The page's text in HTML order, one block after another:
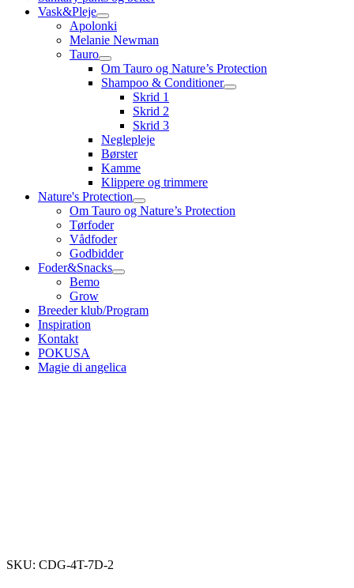
Vask&Pleje
Apolonki
Melanie Newman
Tauro
Om Tauro og Nature’s Protection
Shampoo & Conditioner
Skrid 1
Skrid 2
Skrid 3
Neglepleje
Børster
Kamme
Klippere og trimmere
Nature's Protection
Om Tauro og Nature’s Protection
Tørfoder
Vådfoder
Godbidder
Foder&Snacks
Bemo
Grow
Breeder klub/Program
Inspiration
Kontakt
POKUSA
Magie di angelica
SKU: CDG-4T-7D-2